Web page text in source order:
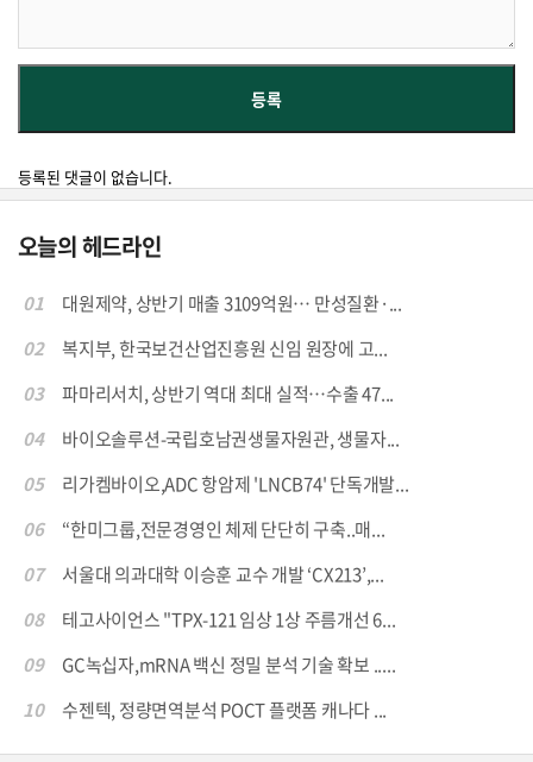
등록된 댓글이 없습니다.
오늘의 헤드라인
01
대원제약, 상반기 매출 3109억원… 만성질환·...
02
복지부, 한국보건산업진흥원 신임 원장에 고...
03
파마리서치, 상반기 역대 최대 실적…수출 47...
04
바이오솔루션-국립호남권생물자원관, 생물자...
05
리가켐바이오,ADC 항암제 'LNCB74' 단독개발...
06
“한미그룹,전문경영인 체제 단단히 구축..매...
07
서울대 의과대학 이승훈 교수 개발 ‘CX213’,...
08
테고사이언스 "TPX-121 임상 1상 주름개선 6...
09
GC녹십자,mRNA 백신 정밀 분석 기술 확보 .....
10
수젠텍, 정량면역분석 POCT 플랫폼 캐나다 ...